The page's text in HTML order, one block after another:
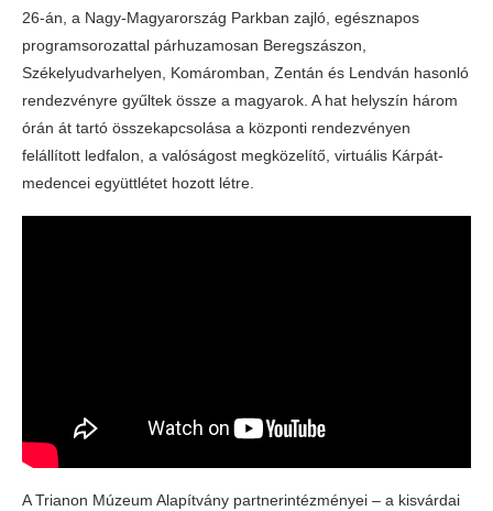
26-án, a Nagy-Magyarország Parkban zajló, egésznapos
programsorozattal párhuzamosan Beregszászon,
Székelyudvarhelyen, Komáromban, Zentán és Lendván hasonló
rendezvényre gyűltek össze a magyarok. A hat helyszín három
órán át tartó összekapcsolása a központi rendezvényen
felállított ledfalon, a valóságost megközelítő, virtuális Kárpát-
medencei együttlétet hozott létre.
A Trianon Múzeum Alapítvány partnerintézményei – a kisvárdai